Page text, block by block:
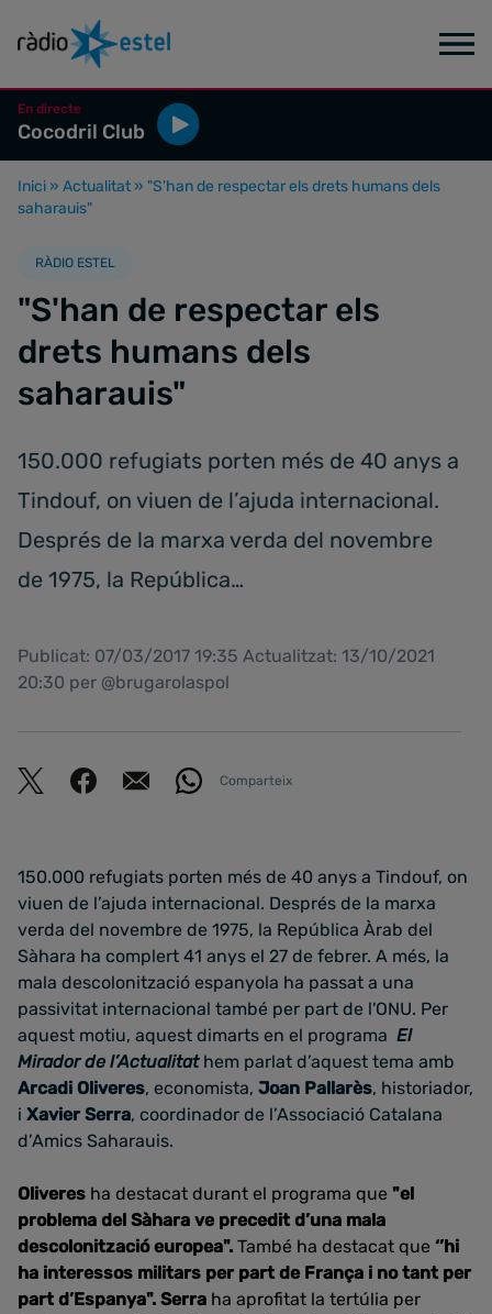
En directe
Cocodril Club
Inici » Actualitat » "S'han de respectar els drets humans dels
saharauis"
RÀDIO ESTEL
"S'han de respectar els
drets humans dels
saharauis"
150.000 refugiats porten més de 40 anys a
Tindouf, on viuen de l’ajuda internacional.
Després de la marxa verda del novembre
de 1975, la República…
Publicat: 07/03/2017 19:35 Actualitzat: 13/10/2021
20:30 per @brugarolaspol
Comparteix
150.000 refugiats porten més de 40 anys a Tindouf, on
viuen de l’ajuda internacional. Després de la marxa
verda del novembre de 1975, la República Àrab del
Sàhara ha complert 41 anys el 27 de febrer. A més, la
mala descolonització espanyola ha passat a una
passivitat internacional també per part de l'ONU. Per
aquest motiu, aquest dimarts en el programa El
Mirador de l’Actualitat hem parlat d’aquest tema amb
Arcadi Oliveres, economista, Joan Pallarès, historiador,
i Xavier Serra, coordinador de l’Associació Catalana
d’Amics Saharauis.
Oliveres ha destacat durant el programa que "el
problema del Sàhara ve precedit d’una mala
descolonització europea". També ha destacat que ‘’hi
ha interessos militars per part de França i no tant per
part d’Espanya". Serra ha aprofitat la tertúlia per